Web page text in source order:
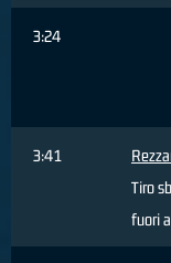
3:24
3:41
Tiro
fuori